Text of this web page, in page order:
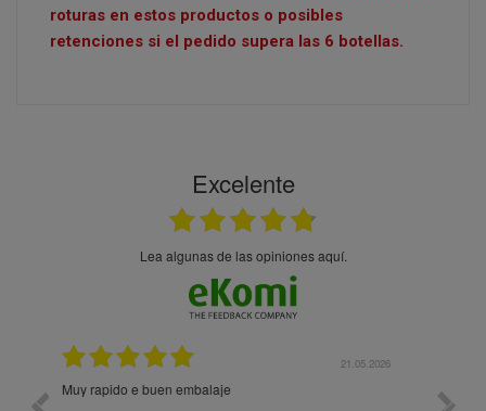
roturas en estos productos o posibles
retenciones si el pedido supera las 6 botellas.
Excelente
Lea algunas de las opiniones aquí.
21.05.2026
Prodotti di qualità. Sito web user-friendly. Consegna